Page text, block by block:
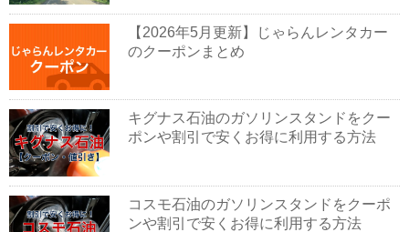
【2026年5月更新】じゃらんレンタカー
のクーポンまとめ
キグナス石油のガソリンスタンドをクー
ポンや割引で安くお得に利用する方法
コスモ石油のガソリンスタンドをクーポ
ンや割引で安くお得に利用する方法